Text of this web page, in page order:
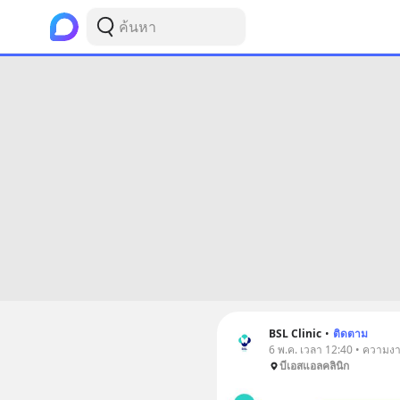
BSL Clinic • ติดตาม
6 พ.ค. เวลา 12:40 • ความง
บีเอสแอลคลินิก